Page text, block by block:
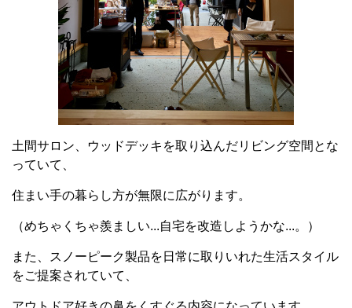
土間サロン、ウッドデッキを取り込んだリビング空間とな
っていて、
住まい手の暮らし方が無限に広がります。
（めちゃくちゃ羨ましい...自宅を改造しようかな...。）
また、スノーピーク製品を日常に取りいれた生活スタイル
をご提案されていて、